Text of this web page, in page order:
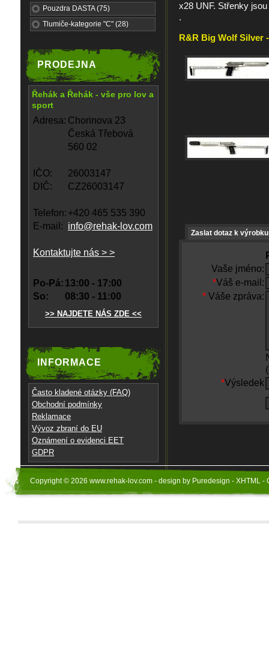
Pouzdra DASTA (75)
Tlumiče-kategorie "C" (28)
PRODEJNA
Řehák a Řehák - vše pro lov a
sport
Adresa: Chorinova 23
Česká Třebová
560 02
IČO:
26003147
DIČ:
CZ26003147
Telefon: +420 465 535 390
E-mail: info@rehak-lov.com
Kontaktujte nás > >
Po-Pá: 13:00 - 17:00
So:
08:30 - 11:00
>> NAJDETE NÁS ZDE <<
INFORMACE
Často kladené otázky (FAQ)
Obchodní podmínky
Reklamace
Vývoz zbraní do EU
Oznámení o evidenci EET
GDPR
x28 UNF. Střenky
.
R&R Big Wolf Silver
Zaslat dotaz k výrobku
Vaše jméno:
*Váš e-mail:
* Váše zpráva:
*Výsledek
Copyright © 2026 www.rehak-lov.com - design by Puredesign - XHTML -